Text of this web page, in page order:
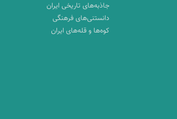
جاذبه‌های تاریخی ایران
دانستنی‌های فرهنگی
کوه‌ها و قله‌های ایران